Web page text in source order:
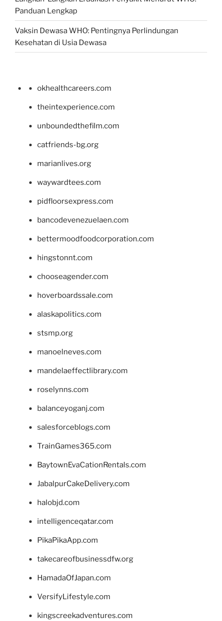
Panduan Lengkap
Vaksin Dewasa WHO: Pentingnya Perlindungan
Kesehatan di Usia Dewasa
okhealthcareers.com
theintexperience.com
unboundedthefilm.com
catfriends-bg.org
marianlives.org
waywardtees.com
pidfloorsexpress.com
bancodevenezuelaen.com
bettermoodfoodcorporation.com
hingstonnt.com
chooseagender.com
hoverboardssale.com
alaskapolitics.com
stsmp.org
manoelneves.com
mandelaeffectlibrary.com
roselynns.com
balanceyoganj.com
salesforceblogs.com
TrainGames365.com
BaytownEvaCationRentals.com
JabalpurCakeDelivery.com
halobjd.com
intelligenceqatar.com
PikaPikaApp.com
takecareofbusinessdfw.org
HamadaOfJapan.com
VersifyLifestyle.com
kingscreekadventures.com